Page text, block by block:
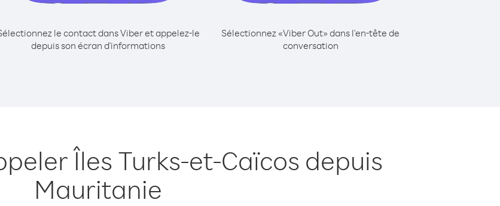
le contact dans Viber et appelez-le
depuis son écran d'informations
Sélectionnez «Viber Out» dans l'en-tête de
conversation
Îles Turks-et-Caïcos depuis
Mauritanie